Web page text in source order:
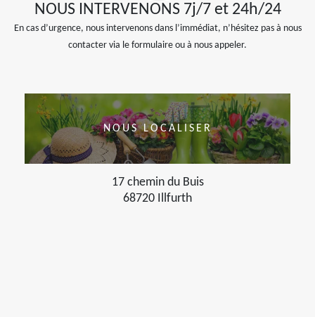
NOUS INTERVENONS 7j/7 et 24h/24
En cas d’urgence, nous intervenons dans l’immédiat, n’hésitez pas à nous
contacter via le formulaire ou à nous appeler.
NOUS LOCALISER
17 chemin du Buis
68720 Illfurth